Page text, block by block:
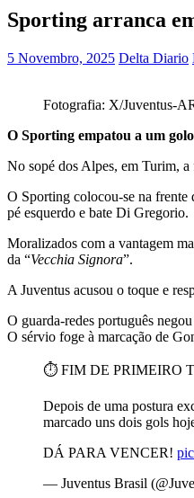
Sporting arranca
5 Novembro, 2025 Delta Diario
Fotografia: X/Juventus-
O Sporting empatou a um
No sopé dos Alpes, em Turim,
O Sporting colocou-se na frente
pé esquerdo e bate Di Gregorio.
Moralizados com a vantagem
da “Vecchia Signora”.
A Juventus acusou o toque e
O guarda-redes português
O sérvio foge à marcação de
⏱️ FIM DE PRIMEIRO
Depois de uma postura
marcado uns dois gols
DÁ PARA VENCER!
— Juventus Brasil